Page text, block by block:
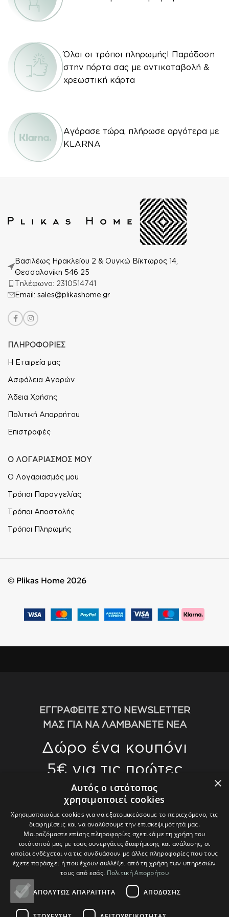
Όλοι οι τρόποι πληρωμής! Παράδοση
στην πόρτα σας με αντικαταβολή &
χρεωστική κάρτα
Αγόρασε τώρα, πλήρωσε αργότερα με
KLARNA
Βασιλέως Ηρακλείου 2 & Ουγκώ Βίκτωρος 14,
Θεσσαλονίκη 546 25
Τηλέφωνο: 2310514741
Email: sales@plikashome.gr
ΠΛΗΡΟΦΟΡΙΕΣ
Η Εταιρεία μας
Ασφάλεια Αγορών
Άδεια Χρήσης
Πολιτική Απορρήτου
Επιστροφές
Ο ΛΟΓΑΡΙΑΣΜΟΣ ΜΟΥ
Ο Λογαριασμός μου
Τρόποι Παραγγελίας
Τρόποι Αποστολής
Τρόποι Πληρωμής
© Plikas Home 2026
ΕΓΓΡΑΦΕΙΤΕ ΣΤΟ NEWSLETTER
ΜΑΣ ΓΙΑ ΝΑ ΛΑΜΒΑΝΕΤΕ ΝΕΑ
Δώρο ένα κουπόνι
5€ για τις πρώτες
αγορές σας άνω
των 70€
Γίνετε οι πρώτοι που θα μάθετε για τις
τελευταίες μας τάσεις και θα λάβετε
αποκλειστικές προσφορές.
×
Αυτός ο ιστότοπος
χρησιμοποιεί cookies
Χρησιμοποιούμε cookies για να εξατομικεύσουμε το περιεχόμενο, τις
διαφημίσεις και να αναλύσουμε την επισκεψιμότητά μας.
Μοιραζόμαστε επίσης πληροφορίες σχετικά με τη χρήση του
ιστότοπού μας με τους συνεργάτες διαφήμισης και ανάλυσης, οι
οποίοι ενδέχεται να τις συνδυάσουν με άλλες πληροφορίες που τους
έχετε παράσχει ή που έχουν συλλέξει από τη χρήση των υπηρεσιών
τους από εσάς. Πολιτική Απορρήτου
ΑΠΟΛΎΤΩΣ ΑΠΑΡΑΊΤΗΤΑ ΑΠΌΔΟΣΗΣ